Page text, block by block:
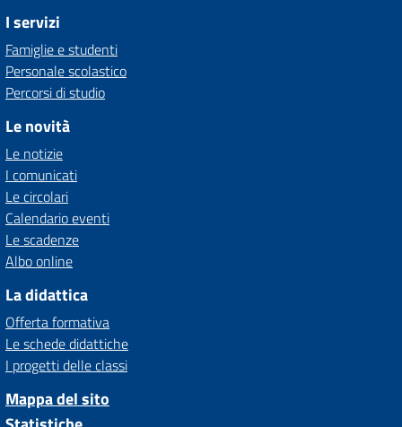
I servizi
Famiglie e studenti
Personale scolastico
Percorsi di studio
Le novità
Le notizie
I comunicati
Le circolari
Calendario eventi
Le scadenze
Albo online
La didattica
Offerta formativa
Le schede didattiche
I progetti delle classi
Mappa del sito